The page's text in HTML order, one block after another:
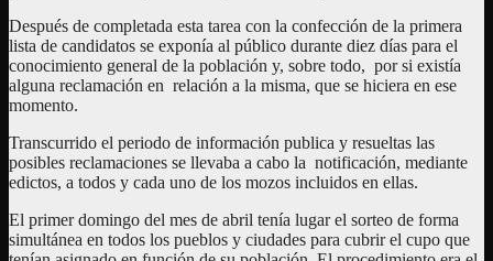
Después de completada esta tarea con la confección de la primera
lista de candidatos se exponía al público durante diez días para el
conocimiento general de la población y, sobre todo, por si existía
alguna reclamación en relación a la misma, que se hiciera en ese
momento.
Transcurrido el periodo de información publica y resueltas las
posibles reclamaciones se llevaba a cabo la notificación, mediante
edictos, a todos y cada uno de los mozos incluidos en ellas.
El primer domingo del mes de abril tenía lugar el sorteo de forma
simultánea en todos los pueblos y ciudades para cubrir el cupo que